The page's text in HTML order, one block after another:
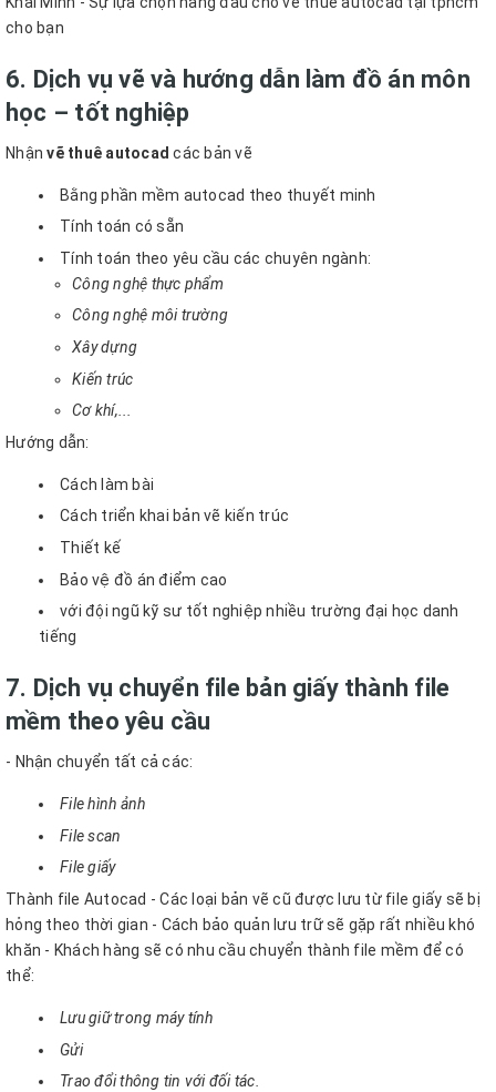
cho bạn
6. Dịch vụ vẽ và hướng dẫn làm đồ án môn
học – tốt nghiệp
Nhậnvẽ thuê autocad các bản vẽ
Bằng phần mềm autocad theo thuyết minh
Tính toán có sẵn
Tính toán theo yêu cầu các chuyên ngành:
Công nghệ thực phẩm
Công nghệ môi trường
Xây dựng
Kiến trúc
Cơ khí,...
Hướng dẫn:
Cách làm bài
Cách triển khai bản vẽ kiến trúc
Thiết kế
Bảo vệ đồ án điểm cao
với đội ngũ kỹ sư tốt nghiệp nhiều trường đại học danh
tiếng
7. Dịch vụ chuyển file bản giấy thành file
mềm theo yêu cầu
- Nhận chuyển tất cả các:
File hình ảnh
File scan
File giấy
Thành file Autocad - Các loại bản vẽ cũ được lưu từ file giấy sẽ bị
hỏng theo thời gian - Cách bảo quản lưu trữ sẽ gặp rất nhiều khó
khăn - Khách hàng sẽ có nhu cầu chuyển thành file mềm để có
thể:
Lưu giữ trong máy tính
Gửi
Trao đổi thông tin với đối tác.